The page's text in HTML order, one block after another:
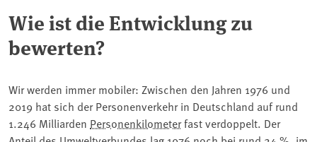
Wie ist die Entwicklung zu
bewerten?
Wir werden immer mobiler: Zwischen den Jahren 1976 und
2019 hat sich der Personenverkehr in Deutschland auf rund
1.246 Milliarden Personenkilometerfast verdoppelt. Der